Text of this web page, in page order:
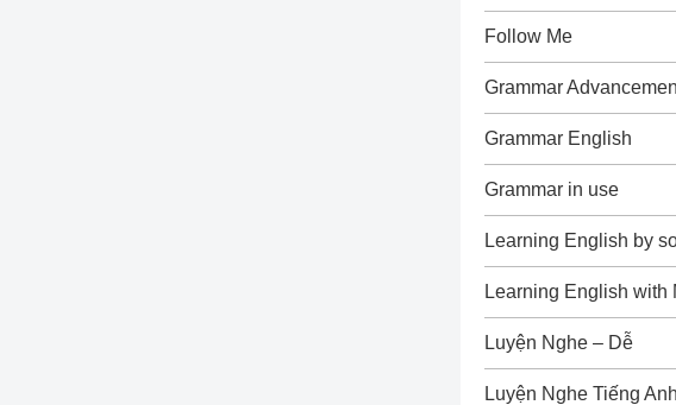
Follow Me
Grammar
Grammar English
Grammar in use
Learning English by
Learning English with
Luyện Nghe – Dễ
Luyện Nghe Tiếng